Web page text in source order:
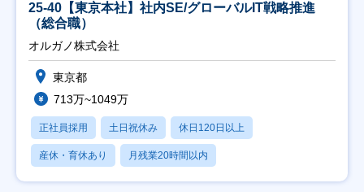
25-40【東京本社】社内SE/グローバルIT戦略推進
（総合職）
オルガノ株式会社
東京都
713万~1049万
正社員採用 土日祝休み 休日120日以上
産休・育休あり 月残業20時間以内